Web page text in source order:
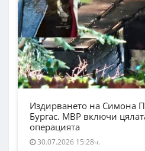
Издирването на Симона
Бургас. МВР включи
операцията
30.07.2026 15:28ч.